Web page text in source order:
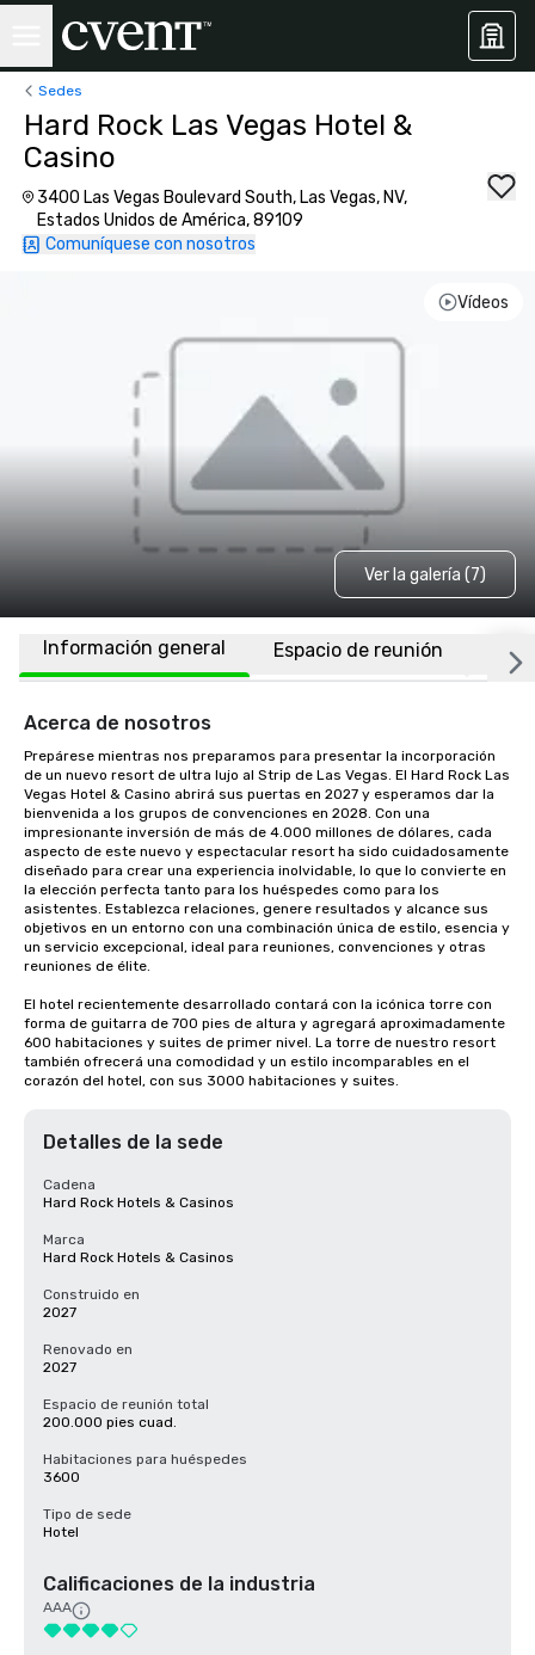
Sedes
Hard Rock Las Vegas Hotel &
Casino
3400 Las Vegas Boulevard South, Las Vegas, NV,
Estados Unidos de América, 89109
Comuníquese con nosotros
Vídeos
Ver la galería (7)
Información general Espacio de reunión
Acerca de nosotros
Prepárese mientras nos preparamos para presentar la incorporación
de un nuevo resort de ultra lujo al Strip de Las Vegas. El Hard Rock Las
Vegas Hotel & Casino abrirá sus puertas en 2027 y esperamos dar la
bienvenida a los grupos de convenciones en 2028. Con una
impresionante inversión de más de 4.000 millones de dólares, cada
aspecto de este nuevo y espectacular resort ha sido cuidadosamente
diseñado para crear una experiencia inolvidable, lo que lo convierte en
la elección perfecta tanto para los huéspedes como para los
asistentes. Establezca relaciones, genere resultados y alcance sus
objetivos en un entorno con una combinación única de estilo, esencia y
un servicio excepcional, ideal para reuniones, convenciones y otras
reuniones de élite.
El hotel recientemente desarrollado contará con la icónica torre con
forma de guitarra de 700 pies de altura y agregará aproximadamente
600 habitaciones y suites de primer nivel. La torre de nuestro resort
también ofrecerá una comodidad y un estilo incomparables en el
corazón del hotel, con sus 3000 habitaciones y suites.
Detalles de la sede
Cadena
Hard Rock Hotels & Casinos
Marca
Hard Rock Hotels & Casinos
Construido en
2027
Renovado en
2027
Espacio de reunión total
200.000 pies cuad.
Habitaciones para huéspedes
3600
Tipo de sede
Hotel
Calificaciones de la industria
AAA